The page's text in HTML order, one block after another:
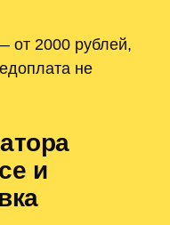
от 2000 рублей,
не
и